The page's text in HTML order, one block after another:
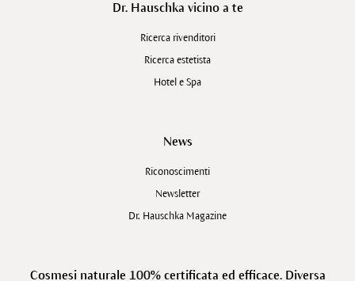
Dr. Hauschka vicino a te
Ricerca rivenditori
Ricerca estetista
Hotel e Spa
News
Riconoscimenti
Newsletter
Dr. Hauschka Magazine
Cosmesi naturale 100% certificata ed efficace. Diversa